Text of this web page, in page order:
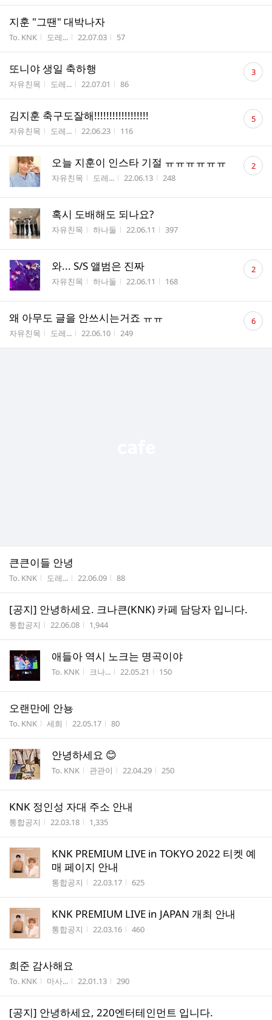
지훈 "그땐" 대박나자
게시판명
To. KNK 작성자
도레... 작성시간
22.07.03 조회수
57
또니야 생일 축하행
게시판명
자유친목 작성자
도레... 작성시간
22.07.01 조회수
86
댓
글 3
김지훈 축구도잘해!!!!!!!!!!!!!!!!!!
게시판명
자유친목 작성자
도레... 작성시간
22.06.23 조회수
116
댓
글 5
오늘 지훈이 인스타 기절 ㅠㅠㅠㅠㅠㅠ
게시판명
자유친목 작성자
도레... 작성시간
22.06.13 조회수
248
댓
글 2
혹시 도배해도 되나요?
게시판명
자유친목 작성자
하나둘 작성시간
22.06.11 조회수
397
와... S/S 앨범은 진짜
게시판명
자유친목 작성자
하나둘 작성시간
22.06.11 조회수
168
댓
글 2
왜 아무도 글을 안쓰시는거죠 ㅠㅠ
게시판명
자유친목 작성자
도레... 작성시간
22.06.10 조회수
249
댓
글 6
큰큰이들 안녕
게시판명
To. KNK 작성자
도레... 작성시간
22.06.09 조회수
88
[공지] 안녕하세요. 크나큰(KNK) 카페 담당자 입니다.
게시판명
통합공지 작성시간
22.06.08 조회수
1,944
애들아 역시 노크는 명곡이야
게시판명
To. KNK 작성자
크나... 작성시간
22.05.21 조회수
150
오랜만에 안뇽
게시판명
To. KNK 작성자
세희 작성시간
22.05.17 조회수
80
안녕하세요 😊
게시판명
To. KNK 작성자
관관이 작성시간
22.04.29 조회수
250
KNK 정인성 자대 주소 안내
게시판명
통합공지 작성시간
22.03.18 조회수
1,335
KNK PREMIUM LIVE in TOKYO 2022 티켓 예
매 페이지 안내
게시판명
통합공지 작성시간
22.03.17 조회수
625
KNK PREMIUM LIVE in JAPAN 개최 안내
게시판명
통합공지 작성시간
22.03.16 조회수
460
희준 감사해요
게시판명
To. KNK 작성자
마사... 작성시간
22.01.13 조회수
290
[공지] 안녕하세요, 220엔터테인먼트 입니다.